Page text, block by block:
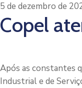
5 de dezembro de
Copel
Após as constantes
Industrial e de